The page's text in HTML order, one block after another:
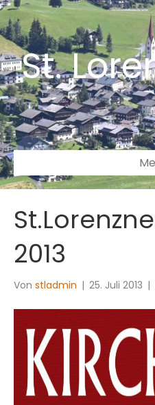
St.
2013
Von stladmin | 25. Juli 2013 |